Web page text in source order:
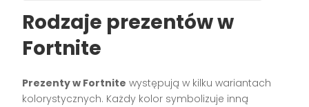
Rodzaje prezentów w
Fortnite
Prezenty w Fortnite występują w kilku wariantach
kolorystycznych. Każdy kolor symbolizuje inną